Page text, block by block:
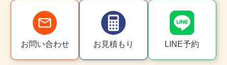
お問い合わせ お見積もり LINE予約